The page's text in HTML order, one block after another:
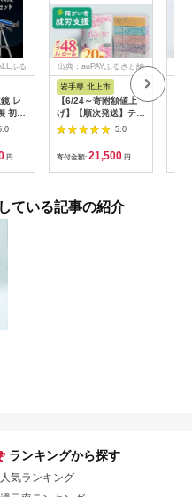
ふる
と納税
レ
初心
(カラ
円
出典：auPAYふるさと納
岩手県 北上市
【6/24～寄附額値上
げ】【順次発送】ティ
ッシュペーパー 20箱
＆ トイレットロール
(ダブル) 48個 福祉施
設支援 日用品 常備品
備蓄品 box ちり紙 テ
ィッシュ パルプ
100％ 無香料 1箱
5.0
寄付金額: 21,500 円
ている記事の紹介
ランキングから探す
人気ランキング